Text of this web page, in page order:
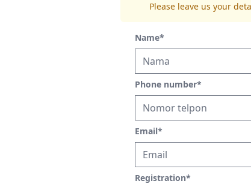
Please leave us your
Name*
Phone number*
Email*
Registration*